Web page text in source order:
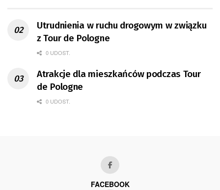
Utrudnienia w ruchu drogowym w związku
z Tour de Pologne
0 UDOST.
Atrakcje dla mieszkańców podczas Tour
de Pologne
0 UDOST.
FACEBOOK